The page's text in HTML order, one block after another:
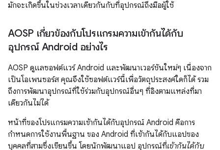
มักจะเกิดขึ้นในช่วงเวลาเดียวกันกับที่อุปกรณ์ถึงมือผู้ใช้
AOSP เกี่ยวข้องกับโปรแกรมความเข้ากันได้กับ
อุปกรณ์ Android อย่างไร
AOSP ดูแลซอฟต์แวร์ Android และพัฒนาเวอร์ชันใหม่ๆ เนื่องจาก
เป็นโอเพนซอร์ส คุณจึงใช้ซอฟต์แวร์นี้เพื่อวัตถุประสงค์ใดก็ได้ รวม
ถึงการพัฒนาอุปกรณ์ที่ใช้ร่วมกับอุปกรณ์อื่นๆ ที่อิงตามแหล่งที่มา
เดียวกันไม่ได้
หน้าที่ของโปรแกรมความเข้ากันได้กับอุปกรณ์ Android คือการ
กำหนดการใช้งานพื้นฐาน ของ Android ที่เข้ากันได้กับแอปของ
บุคคลที่สามซึ่งเขียนขึ้น โดยนักพัฒนาแอป อุปกรณ์ที่เข้ากันได้กับ